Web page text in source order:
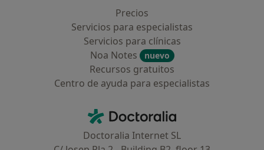
Precios
Servicios para especialistas
Servicios para clínicas
Noa Notes
nuevo
Recursos gratuitos
Centro de ayuda para especialistas
Doctoralia - Página de inicio
Doctoralia Internet SL